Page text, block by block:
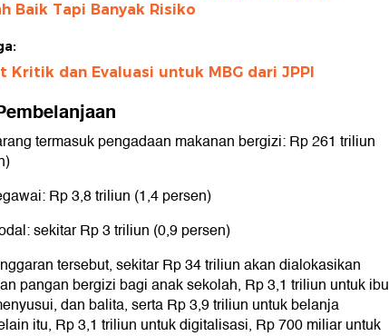
Baik Tapi Banyak Risiko
Kritik dan Evaluasi untuk MBG dari JPPI
termasuk pengadaan makanan bergizi: Rp 261 triliun
Rp 3,8 triliun (1,4 persen)
sekitar Rp 3 triliun (0,9 persen)
tersebut, sekitar Rp 34 triliun akan dialokasikan
pangan bergizi bagi anak sekolah, Rp 3,1 triliun untuk ibu
dan balita, serta Rp 3,9 triliun untuk belanja
itu, Rp 3,1 triliun untuk digitalisasi, Rp 700 miliar untuk